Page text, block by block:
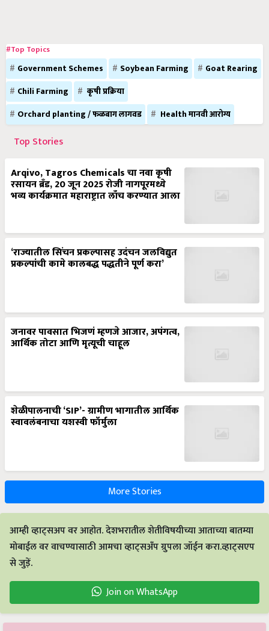
#Top Topics
Government Schemes Soybean Farming
Goat Rearing
Chili Farming
कृषी प्रक्रिया
Orchard planting / फळबाग लागवड
Health मानवी आरोग्य
Top Stories
Arqivo, Tagros Chemicals चा नवा कृषी
रसायन ब्रँड, 20 जून 2025 रोजी नागपूरमध्ये
भव्य कार्यक्रमात महाराष्ट्रात लाँच करण्यात आला
‘राज्यातील सिंचन प्रकल्पासह उदंचन जलविद्युत
प्रकल्पांची कामे कालबद्ध पद्धतीने पूर्ण करा’
जनावर पावसात भिजणं म्हणजे आजार, अपंगत्व,
आर्थिक तोटा आणि मृत्यूची चाहूल
शेळीपालनाची ‘SIP’- ग्रामीण भागातील आर्थिक
स्वावलंबनाचा यशस्वी फॉर्मुला
More Stories
आम्ही व्हाट्सअप वर आहोत. देशभरातील शेतीविषयीच्या आताच्या बातम्या
मोबाईल वर वाचण्यासाठी आमचा व्हाट्सअँप ग्रुपला जॉईन करा.व्हाट्सएप
से जुड़ें.
Join on WhatsApp